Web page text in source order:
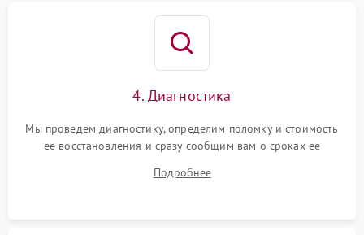
4. Диагностика
Мы проведем диагностику, определим поломку и стоимость
ее восстановления и сразу сообщим вам о сроках ее
Подробнее